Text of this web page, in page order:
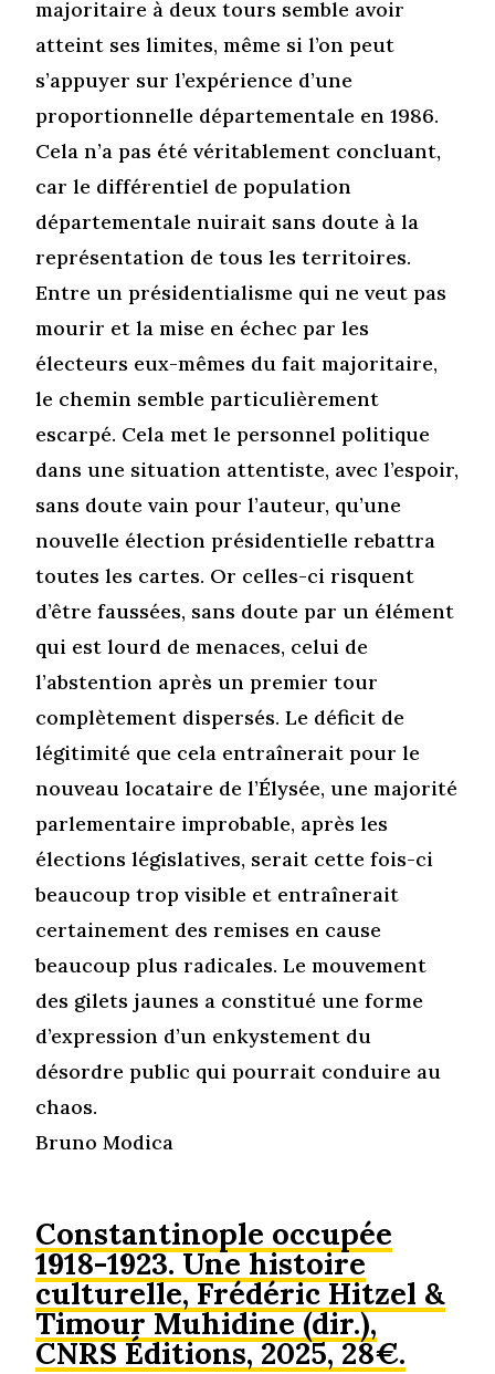
majoritaire à deux tours semble avoir
atteint ses limites, même si l’on peut
s’appuyer sur l’expérience d’une
proportionnelle départementale en 1986.
Cela n’a pas été véritablement concluant,
car le différentiel de population
départementale nuirait sans doute à la
représentation de tous les territoires.
Entre un présidentialisme qui ne veut pas
mourir et la mise en échec par les
électeurs eux-mêmes du fait majoritaire,
le chemin semble particulièrement
escarpé. Cela met le personnel politique
dans une situation attentiste, avec l’espoir,
sans doute vain pour l’auteur, qu’une
nouvelle élection présidentielle rebattra
toutes les cartes. Or celles-ci risquent
d’être faussées, sans doute par un élément
qui est lourd de menaces, celui de
l’abstention après un premier tour
complètement dispersés. Le déficit de
légitimité que cela entraînerait pour le
nouveau locataire de l’Élysée, une majorité
parlementaire improbable, après les
élections législatives, serait cette fois-ci
beaucoup trop visible et entraînerait
certainement des remises en cause
beaucoup plus radicales. Le mouvement
des gilets jaunes a constitué une forme
d’expression d’un enkystement du
désordre public qui pourrait conduire au
chaos.
Bruno Modica
Constantinople occupée
1918-1923. Une histoire
culturelle, Frédéric Hitzel &
Timour Muhidine (dir.),
CNRS Éditions, 2025, 28€.